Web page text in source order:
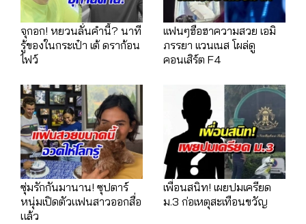
จุกอก! หยวนลั่นคำนี้? นาที
รู้ของในกระเป๋า เต้ ดราก้อน
ไฟว์
เเฟนๆฮือฮาความสวย เอมิ
ภรรยา เเวนเนส โผล่ดู
คอนเสิร์ต F4
ซุ่มรักกันมานาน! ซุปตาร์
หนุ่มเปิดตัวแฟนสาวออกสื่อ
แล้ว
เพื่อนสนิท! เผยปมเครียด
ม.3 ก่อเหตุสะเทือนขวัญ